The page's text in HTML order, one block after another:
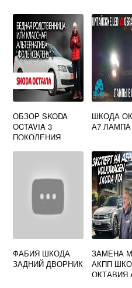
ОБЗОР SKODA
OCTAVIA 3
ПОКОЛЕНИЯ
ШКОДА
А7
ФАБИЯ ШКОДА
ЗАДНИЙ ДВОРНИК
ЗАМЕНА
АКПП
ОКТАВИЯ